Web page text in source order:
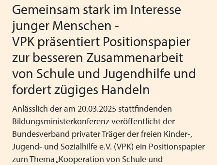
Verabschiedung unserer langjährigen
Verwaltungsmitarbeiterin Anita Weiss
VPK Seminar "Arbeitsrecht" mit Referentin Frau Silke
Haarmann, Fachanwältin für Arbeitsrecht
Menschliche Nähe trifft Algorithmus: Künstliche
Intelligenz als Partner in der Kinder- und Jugendhilfe
Heimleiter*innentreffen 2025
Mitgliederversammlung VPK Bayern 2025
Urlaub und Ferien im EU Ausland
Gemeinsam stark im Interesse
junger Menschen -
VPK präsentiert Positionspapier
zur besseren Zusammenarbeit
von Schule und Jugendhilfe und
fordert zügiges Handeln
Anlässlich der am 20.03.2025 stattfindenden
Bildungsministerkonferenz veröffentlicht der
Bundesverband privater Träger der freien Kinder-,
Jugend- und Sozialhilfe e.V. (VPK) ein Positionspapier
zum Thema „Kooperation von Schule und